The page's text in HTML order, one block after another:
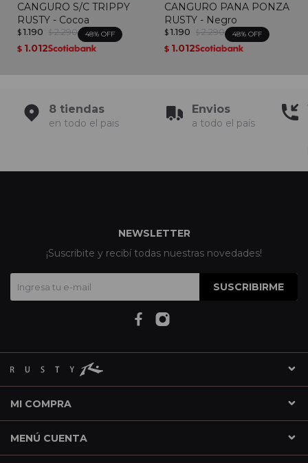
CANGURO S/C TRIPPY
RUSTY - Cocoa
$ 1.190 $ 2.290 48
$ 1.012
CANGURO PANA PONZA
RUSTY - Negro
$ 1.190 $ 2.290 48
$ 1.012
8 tiendas
en todo el pais
Envios
a todo el país
MI COMPRA
MENÚ CUENTA
NEWSLETTER
¡Suscribite y recibí todas nuestras novedades!
SUSCRIBIRME